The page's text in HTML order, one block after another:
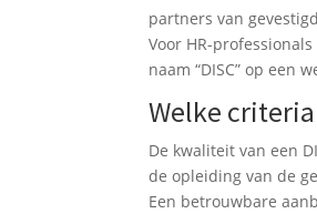
partners van
Voor HR-
naam “DISC” op een
Welke
De kwaliteit van een
de opleiding van de
Een betrouwbare